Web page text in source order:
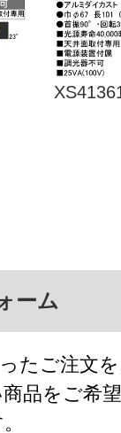
ーム
たご注文
品をご希